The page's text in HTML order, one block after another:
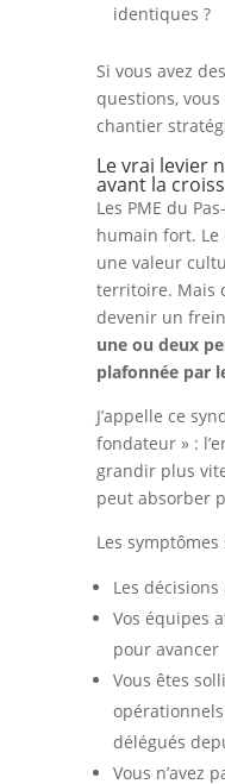
identiques ?
Si vous avez
questions,
chantier
Le vrai levier
avant la
Les PME du
humain fort. Le
une valeur
territoire. Mais
devenir un
une ou deux
plafonnée par
J’appelle ce
fondateur » :
grandir plus
peut absorber
Les
Les
Vos équipes
pour avancer
Vous êtes
délégués
Vous n’avez